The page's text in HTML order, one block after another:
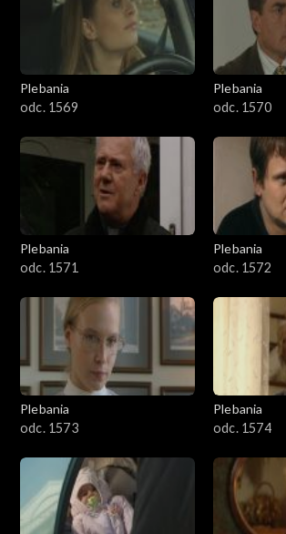
Plebania
odc. 1569
Plebania
odc. 1570
Plebania
odc. 1571
Plebania
odc. 1572
Plebania
odc. 1573
Plebania
odc. 1574